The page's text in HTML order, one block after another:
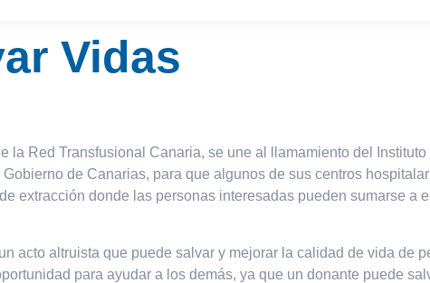
Vidas
la Red Transfusional Canaria, se une al llamamiento del
de Canarias, para que algunos de sus centros
extracción donde las personas interesadas pueden sumarse a
acto altruista que puede salvar y mejorar la calidad de vida de
para ayudar a los demás, ya que un donante puede